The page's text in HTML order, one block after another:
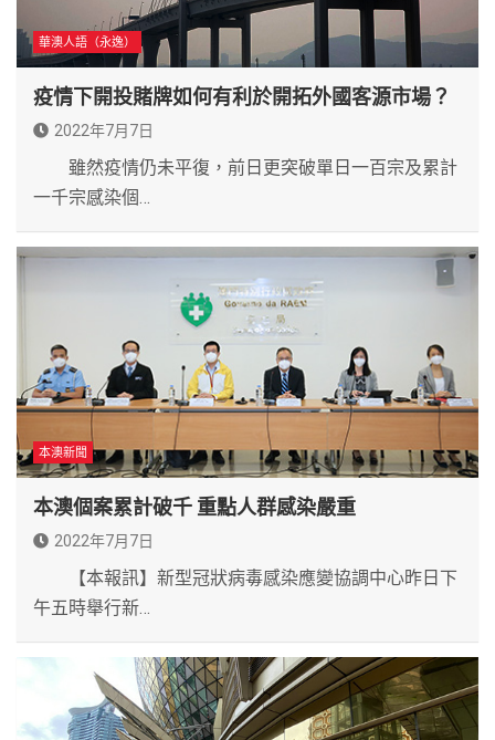
華澳人語（永逸）
疫情下開投賭牌如何有利於開拓外國客源市場？
2022年7月7日
雖然疫情仍未平復，前日更突破單日一百宗及累計
一千宗感染個…
本澳新聞
本澳個案累計破千 重點人群感染嚴重
2022年7月7日
【本報訊】新型冠狀病毒感染應變協調中心昨日下
午五時舉行新…